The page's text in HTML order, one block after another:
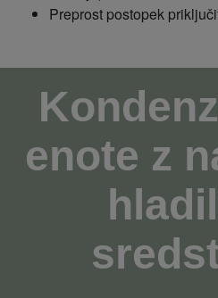
Preprost postopek
enote z